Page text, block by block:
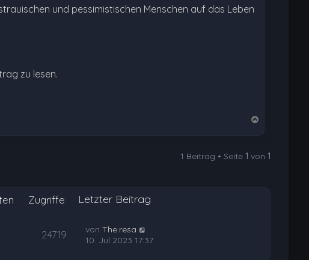
und pessimistischen Menschen auf das Leben
zu lesen.
h
1 Beitrag • Seite1 von1
Zugriffe Letzter Beitrag
24719 vonThe.resa
10. Jul 2023 17:37